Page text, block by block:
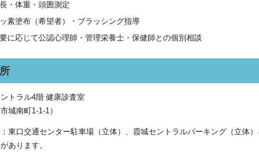
・体重・頭囲測定
素塗布（希望者）・ブラッシング指導
に応じて公認心理師・管理栄養士・保健師との個別相談
トラル4階 健康診査室
市城南町1-1-1）
東口交通センター駐車場（立体）、霞城セントラルパーキング（立体
あります。